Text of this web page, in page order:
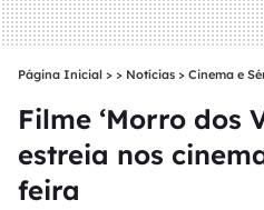
Página Inicial > Notícias > Cinema e
Filme ‘Morro dos
estreia nos
feira